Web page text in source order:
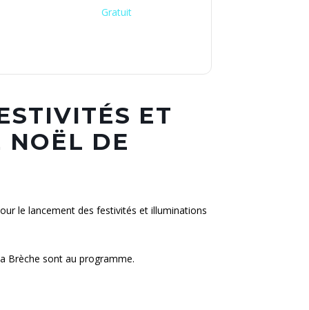
Gratuit
ET
DE
le lancement des festivités et illuminations
Brèche sont au programme.